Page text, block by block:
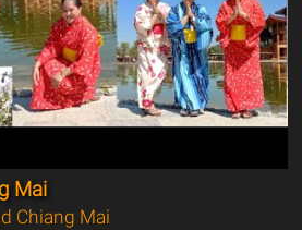
Mai
Chiang Mai